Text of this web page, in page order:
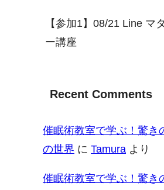
【参加1】08/21 Line マ
ー講座
Recent Comments
催眠術教室で学ぶ！驚き
の世界 に Tamura より
催眠術教室で学ぶ！驚き